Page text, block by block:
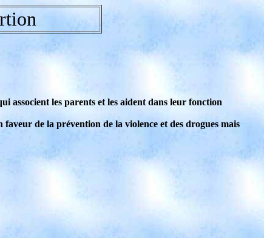
associent les parents et les aident dans leur fonction
de la prévention de la violence et des drogues mais